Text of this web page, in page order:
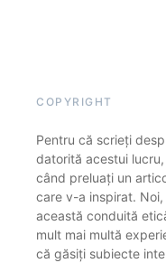
COPYRIGHT
Pentru că scrieți
datorită acestui
când preluați un
care v-a inspirat.
această conduită
mult mai multă
că găsiți subiecte